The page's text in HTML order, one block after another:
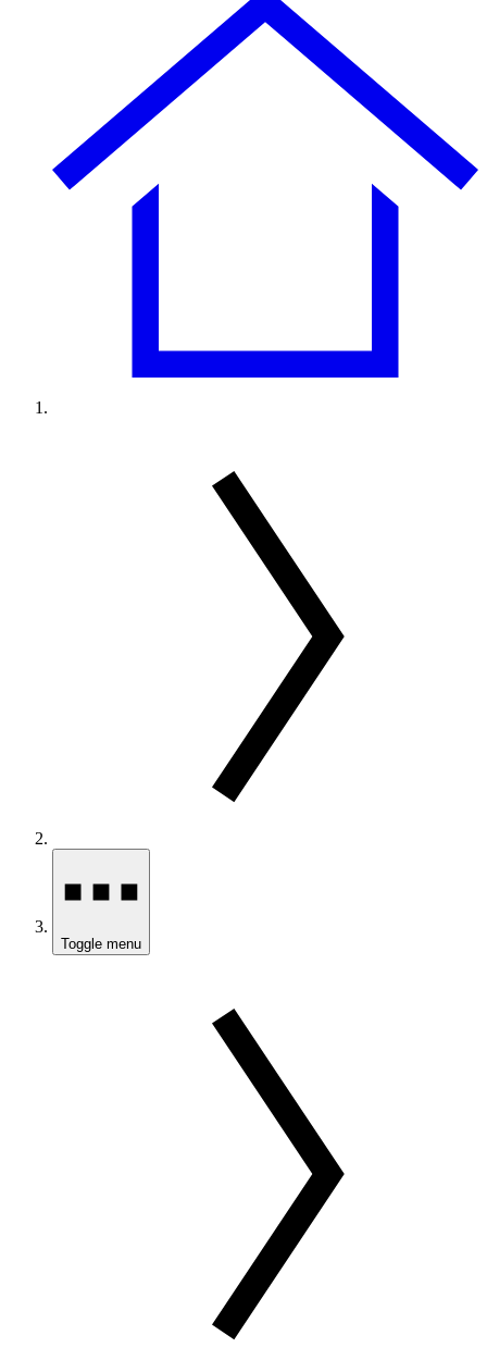
Toggle menu